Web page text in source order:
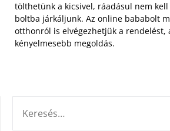
tölthetünk a kicsivel, ráadásul nem kell
boltba járkáljunk. Az online bababolt
otthonról is elvégezhetjük a rendelést,
kényelmesebb megoldás.